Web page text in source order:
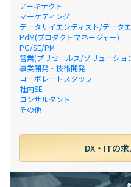
アーキテクト
マーケティング
データサイエンティスト/データ
PdM(プロダクトマネージャー)
PG/SE/PM
営業(プリセールス/ソリューショ
事業開発・技術開発
コーポレートスタッフ
社内SE
コンサルタント
その他
DX・ITの